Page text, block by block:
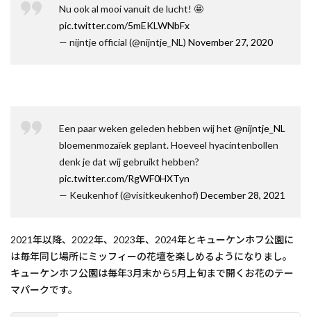
Nu ook al mooi vanuit de lucht! 🤩
pic.twitter.com/5mEKLWNbFx
— nijntje official (@nijntje_NL) November 27, 2020
Een paar weken geleden hebben wij het @nijntje_NL
bloemenmozaïek geplant. Hoeveel hyacintenbollen
denk je dat wij gebruikt hebben?
pic.twitter.com/RgWF0HXTyn
— Keukenhof (@visitkeukenhof) December 28, 2021
2021年以降、2022年、2023年、2024年とキューケンホフ公園に
は毎年同じ場所にミッフィーの花壇を楽しめるようになりまし。
キューケンホフ公園は毎年3月末から5月上旬まで開くお花のテー
マパークです。